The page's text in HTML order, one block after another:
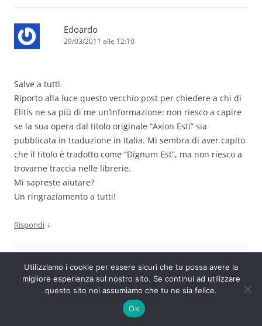
Edoardo
29/03/2011 alle 12:10
Salve a tutti.
Riporto alla luce questo vecchio post per chiedere a chi di
Elitis ne sa più di me un’informazione: non riesco a capire
se la sua opera dal titolo originale “Axion Esti” sia
pubblicata in traduzione in Italia. Mi sembra di aver capito
che il titolo è tradotto come “Dignum Est”, ma non riesco a
trovarne traccia nelle librerie.
Mi sapreste aiutare?
Un ringraziamento a tutti!
Rispondi ↓
ettore
06/04/2011 alle 11:30
Utilizziamo i cookie per essere sicuri che tu possa avere la
migliore esperienza sul nostro sito. Se continui ad utilizzare
questo sito noi assumiamo che tu ne sia felice.
Ok